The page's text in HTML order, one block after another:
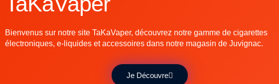
Bienvenus sur notre site TaKaVaper, découvrez notre gamme de cigarettes
électroniques, e-liquides et accessoires dans notre magasin de Juvignac.
Je Découvre